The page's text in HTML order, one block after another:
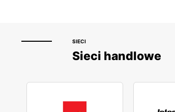
SIECI
Sieci handlowe